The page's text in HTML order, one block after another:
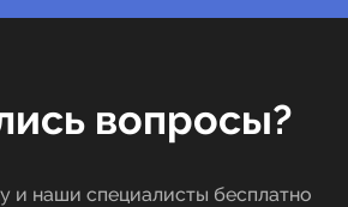
вопросы?
и наши специалисты бесплатно